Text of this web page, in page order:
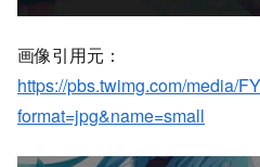
画像引用元：
https://pbs.twimg.com/media/
format=jpg&name=small